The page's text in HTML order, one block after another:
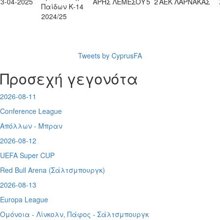
Παίδων Κ-14
2024/25
Tweets by CyprusFA
Προσεχή γεγονότα
2026-08-11
Conference League
Απόλλων - Μπραν
2026-08-12
UEFA Super CUP
Red Bull Arena (Σάλτσμπουργκ)
2026-08-13
Europa League
Ομόνοια - Λίνκολν, Πάφος - Σάλτσμπουργκ